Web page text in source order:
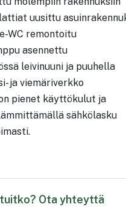
uusittu
WC remontoitu
asennettu
leivinuuni ja puuhella
ja viemäriverkko
pienet käyttökulut ja
sähkölasku
Ota yhteyttä